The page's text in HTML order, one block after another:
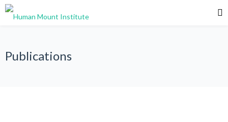
Publications